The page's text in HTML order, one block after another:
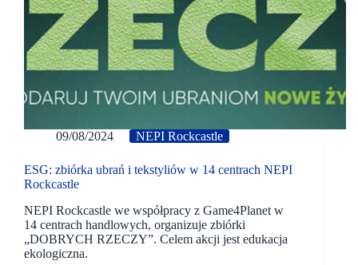
09/08/2024 NEPI Rockcastle
ESG: zbiórka ubrań i tekstyliów w 14 centrach NEPI
Rockcastle
NEPI Rockcastle we współpracy z Game4Planet w
14 centrach handlowych, organizuje zbiórki
„DOBRYCH RZECZY”. Celem akcji jest edukacja
ekologiczna.